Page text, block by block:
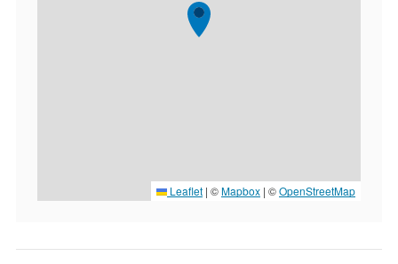
Leaflet | ©Mapbox | ©OpenStreetMap